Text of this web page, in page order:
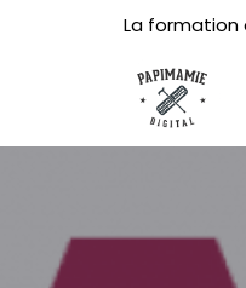
La formation